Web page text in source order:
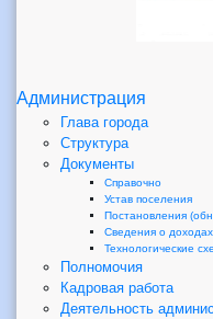
Администрация
Глава города
Структура
Документы
Справочно
Устав поселения
Постановления
Сведения о доходах
Технологические
Полномочия
Кадровая работа
Деятельность